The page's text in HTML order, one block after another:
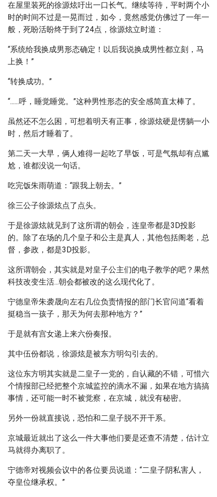
在屋里装死的徐源炫吁出一口长气。继续等待，平时两个小
时的时间不过是一晃而过，如今，竟然感觉仿佛过了一年一
般，死盼活盼终于到了24点，徐源炫立时道：
“系统给我换成男形态确定！以后我说换成男性都立刻，马
上换！”
“转换成功。”
“......呼，睡觉睡觉。”这种男性形态的安全感简直太棒了。
虽然还不怎么困，可想着明天有正事，徐源炫硬是愣躺一小
时，然后才睡着了。
第二天一大早，俩人难得一起吃了早饭，可是气氛却有点尴
尬，谁都没说一句话。
吃完饭朱雨萌道：“跟我上朝去。”
徐三公子徐源炫点了点头。
于是徐源炫就见到了这所谓的朝会，连皇帝都是3D投影
的。除了在场的几个皇子和公主是真人，其他包括阁老，总
督，参政，都是3D投影。
这所谓朝会，其实就是对皇子公主们的电子教学的吧？果然
科技改变生活...朝会都被改的这么现代化了。
宁德皇帝朱袭晟向左右几位负责情报的部门长官问道“看着
挺稳当一孩子，那天为何去那种地方？”
于是就有宫女递上来六份奏报。
其中伍份都说，徐源炫是被东方明勾引去的。
这位东方明其实就是二皇子一党的，自认藏的不错，可惜六
个情报部已经把整个京城监控的滴水不漏，如果在地方搞搞
事情，还可能一时不被觉察，在京城，就没有秘密。
另外一份就直接说，恐怕和二皇子脱不开干系。
京城最近就出了这么一件大事他们要是还查不清楚，估计立
马就得办离职了。
宁德帝对视频会议中的各位要员说道：“二皇子阴私害人，
夺皇位继承权。”